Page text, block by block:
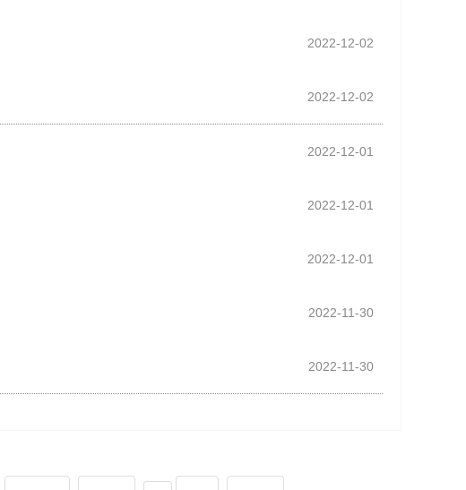
2022-12-02
2022-12-02
2022-12-01
2022-12-01
2022-12-01
2022-11-30
2022-11-30